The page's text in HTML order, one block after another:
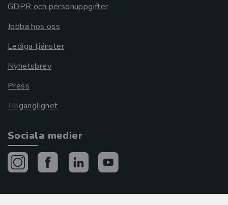
GDPR och personuppgifter
Jobba hos oss
Lediga tjänster
Nyhetsbrev
Press
Tillgänglighet
Sociala medier